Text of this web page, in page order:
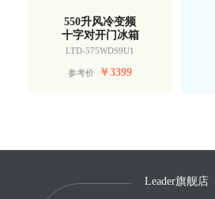
550升风冷变频
十字对开门冰箱
LTD-575WDS9U1
参考价 ￥3399
Leader旗舰店